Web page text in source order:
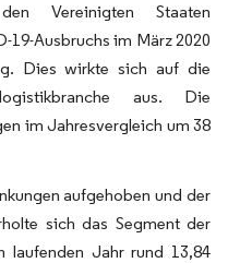
Vereinigten Staaten
Ausbruchs im März 2020
Dies wirkte sich auf die
aus. Die
im Jahresvergleich um 38
aufgehoben und der
sich das Segment der
laufenden Jahr rund 13,84